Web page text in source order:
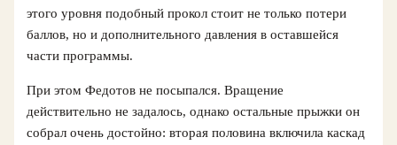
этого уровня подобный прокол стоит не только потери
баллов, но и дополнительного давления в оставшейся
части программы.
При этом Федотов не посыпался. Вращение
действительно не задалось, однако остальные прыжки он
собрал очень достойно: вторая половина включила каскад